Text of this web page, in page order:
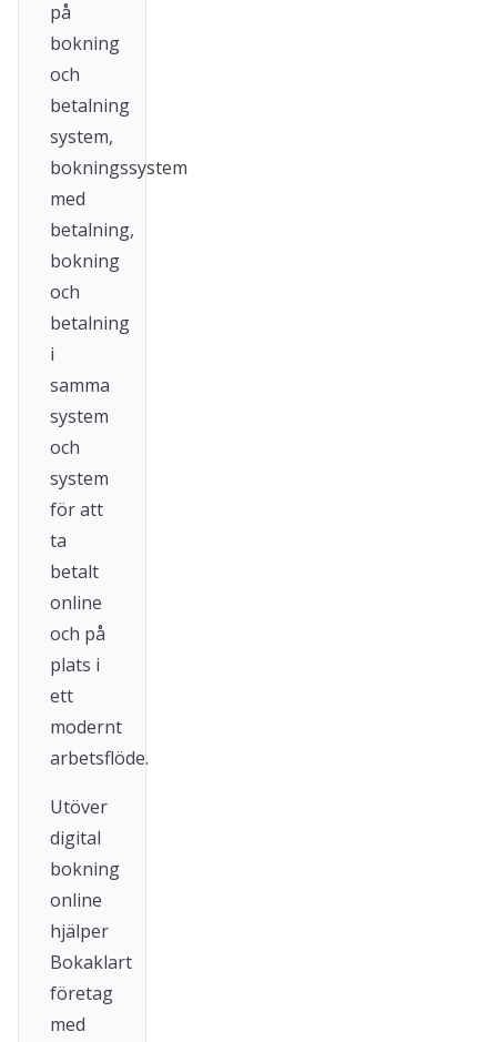
på
bokning
och
betalning
system,
bokningssystem
med
betalning,
bokning
och
betalning
i
samma
system
och
system
för att
ta
betalt
online
och på
plats i
ett
modernt
arbetsflöde.
Utöver
digital
bokning
online
hjälper
Bokaklart
företag
med